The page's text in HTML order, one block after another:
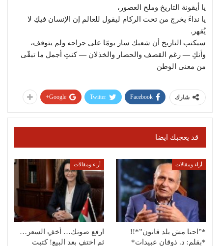
يا أيقونة التاريخ وملح العصور،
يا نداءً يخرج من تحت الركام ليقول للعالم إن الإنسان فيكِ لا
يُقهر.
سيكتب التاريخ أن شعبك سار يومًا على جراحه ولم يتوقف،
وأنكِ — رغم القصف والحصار والخذلان — كنتِ أجمل ما تبقّى
من معنى الوطن
شارك Facebook
Twitter
Google+
قد يعجبك ايضا
أراء ومقالات
*”احنا مش بلد قانون”*!!
*بقلم: د. ذوقان عبيدات*
أراء ومقالات
ارفع صوتك… أخفِ السعر…
ثم اختفِ بعد البيع! كتبت